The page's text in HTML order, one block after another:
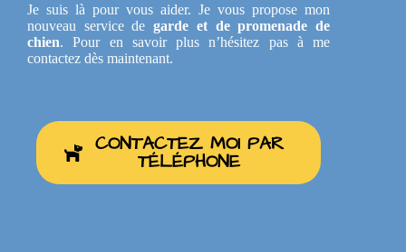
Je suis là pour vous aider. Je vous propose mon
nouveau service degarde et de promenade de
chien. Pour en savoir plus n’hésitez pas à me
contactez dès maintenant.
CONTACTEZ MOI PAR
TÉLÉPHONE